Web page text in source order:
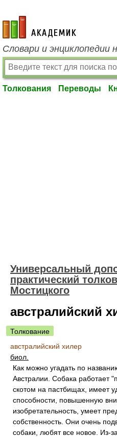
academic.ru
Словари и энциклопедии
Толкования Переводы
Универсальный
практический
Мостицкого
австралийский
Толкование
австралийский хилер
биол.
Как можно угадать по
Австралии. Собака работает
скотом на пастбищах, имеет
способности, повышенную
изобретательность, умеет
собственность. Они очень
собаки, любят все новое. Из-